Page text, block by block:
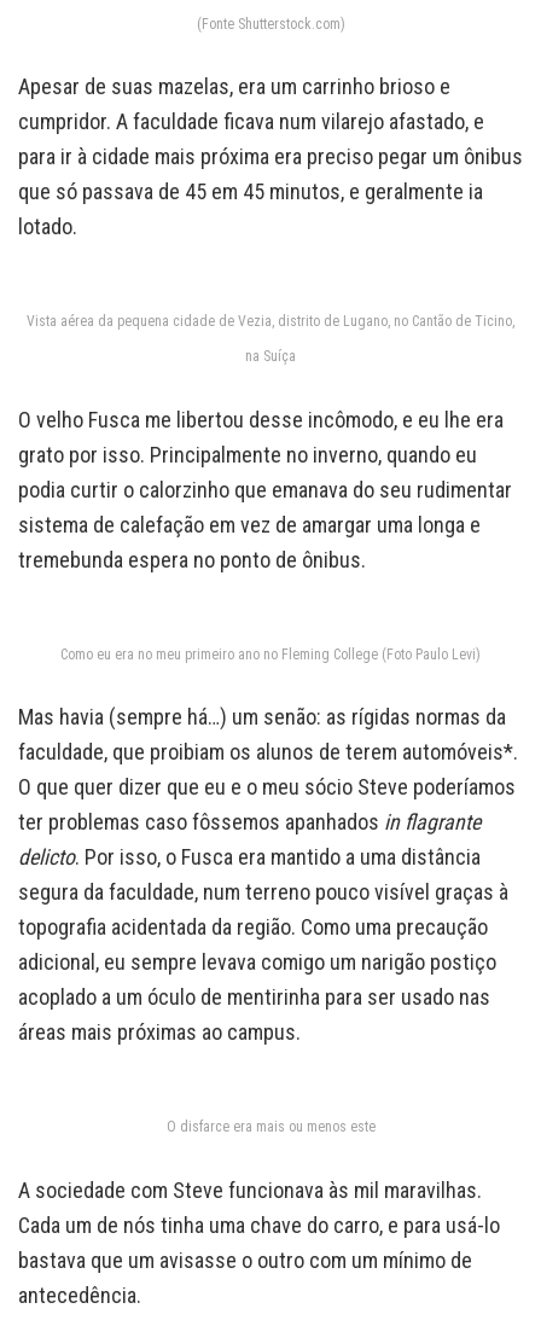
(Fonte Shutterstock.com)
Apesar de suas mazelas, era um carrinho brioso e
cumpridor. A faculdade ficava num vilarejo afastado, e
para ir à cidade mais próxima era preciso pegar um ônibus
que só passava de 45 em 45 minutos, e geralmente ia
lotado.
Vista aérea da pequena cidade de Vezia, distrito de Lugano, no Cantão de Ticino,
na Suíça
O velho Fusca me libertou desse incômodo, e eu lhe era
grato por isso. Principalmente no inverno, quando eu
podia curtir o calorzinho que emanava do seu rudimentar
sistema de calefação em vez de amargar uma longa e
tremebunda espera no ponto de ônibus.
Como eu era no meu primeiro ano no Fleming College (Foto Paulo Levi)
Mas havia (sempre há…) um senão: as rígidas normas da
faculdade, que proibiam os alunos de terem automóveis*.
O que quer dizer que eu e o meu sócio Steve poderíamos
ter problemas caso fôssemos apanhados in flagrante
delicto. Por isso, o Fusca era mantido a uma distância
segura da faculdade, num terreno pouco visível graças à
topografia acidentada da região. Como uma precaução
adicional, eu sempre levava comigo um narigão postiço
acoplado a um óculo de mentirinha para ser usado nas
áreas mais próximas ao campus.
O disfarce era mais ou menos este
A sociedade com Steve funcionava às mil maravilhas.
Cada um de nós tinha uma chave do carro, e para usá-lo
bastava que um avisasse o outro com um mínimo de
antecedência.